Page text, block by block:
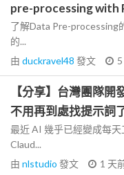
pre-processing with
了解Data Pre-processing
的...
由 duckravel48 發文
【分享】台灣團隊
不用再到處找提示詞
最近 AI 幾乎已經變成每
Claud...
由 nlstudio 發文 1 天